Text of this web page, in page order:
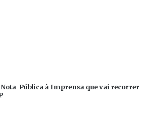
Pública à Imprensa que vai recorrer